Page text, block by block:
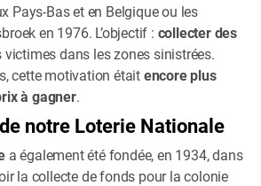
Pays-Bas et en Belgique ou les
en 1976. L’objectif : collecter des
victimes dans les zones sinistrées.
cette motivation étaitencore plus
à gagner.
notre Loterie Nationale
a également été fondée, en 1934, dans
la collecte de fonds pour la colonie